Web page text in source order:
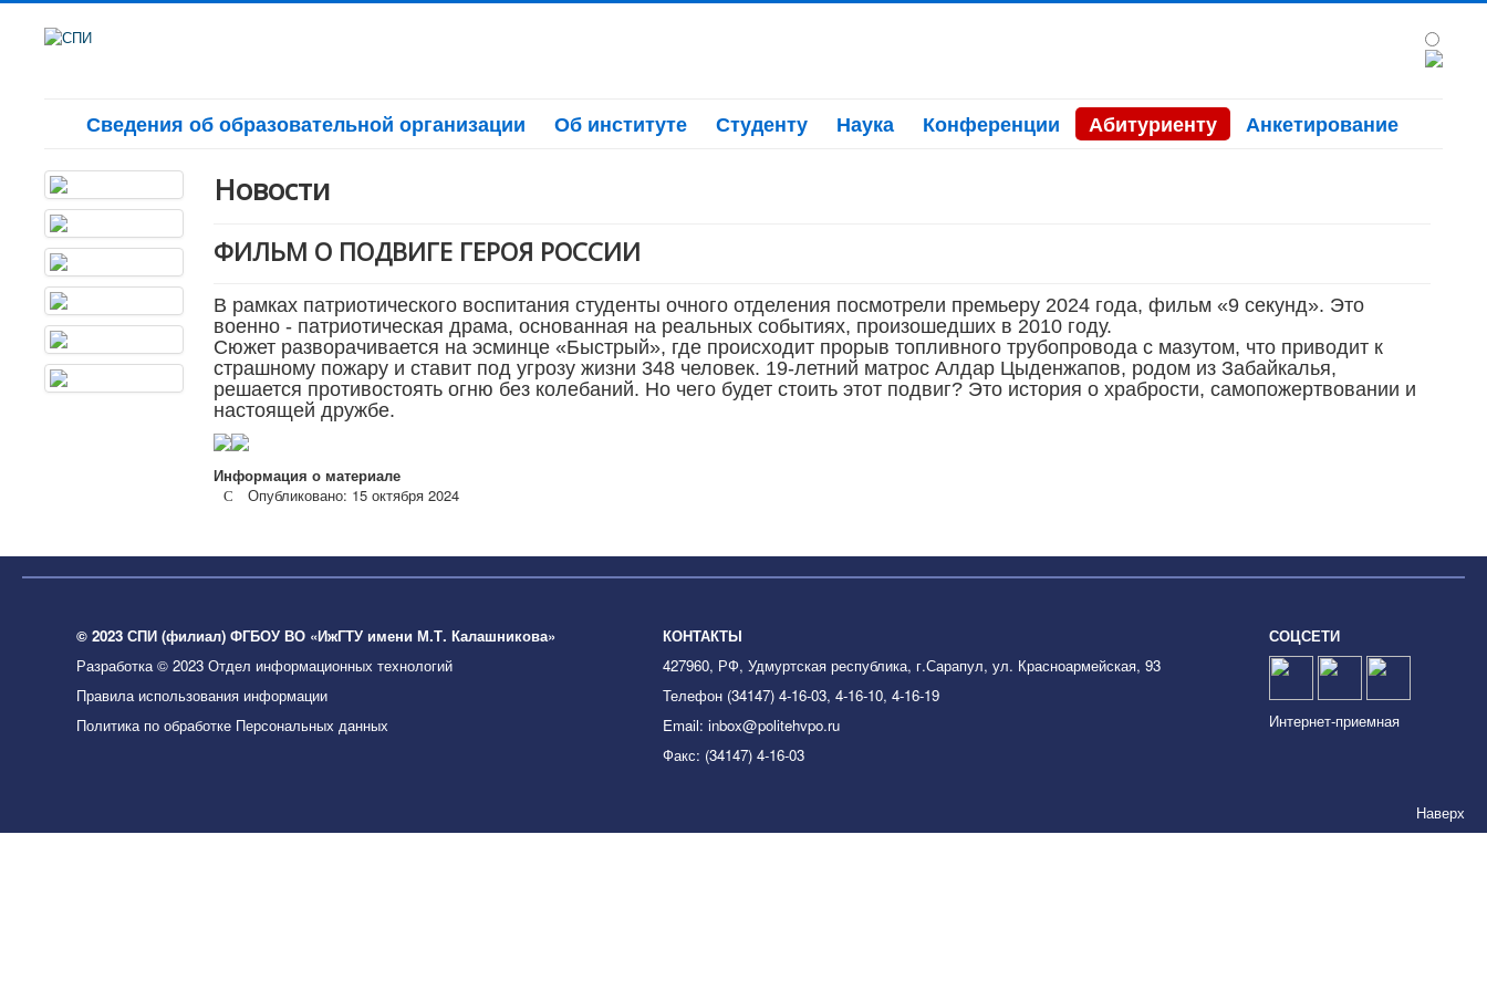
Сведения об образовательной организации Об институте Студенту Наука Конференции Абитуриенту Анкетирование
Новости
ФИЛЬМ О ПОДВИГЕ ГЕРОЯ РОССИИ
В рамках патриотического воспитания студенты очного отделения посмотрели премьеру 2024 года, фильм «9 секунд». Это
военно - патриотическая драма, основанная на реальных событиях, произошедших в 2010 году.
Сюжет разворачивается на эсминце «Быстрый», где происходит прорыв топливного трубопровода с мазутом, что приводит к
страшному пожару и ставит под угрозу жизни 348 человек. 19-летний матрос Алдар Цыденжапов, родом из Забайкалья,
решается противостоять огню без колебаний. Но чего будет стоить этот подвиг? Это история о храбрости, самопожертвовании и
настоящей дружбе.
Информация о материале
Опубликовано: 15 октября 2024
© 2023 СПИ (филиал) ФГБОУ ВО «ИжГТУ имени М.Т. Калашникова»
Разработка © 2023 Отдел информационных технологий
Правила использования информации
Политика по обработке Персональных данных
КОНТАКТЫ
427960, РФ, Удмуртская республика, г.Сарапул, ул. Красноармейская, 93
Телефон (34147) 4-16-03, 4-16-10, 4-16-19
Email: inbox@politehvpo.ru
Факс: (34147) 4-16-03
СОЦСЕТИ
Интернет-приемная
Наверх